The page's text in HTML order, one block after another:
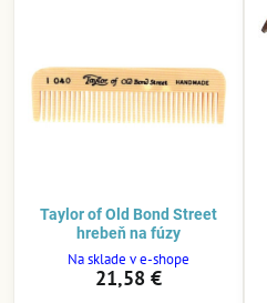
Taylor of Old Bond Street
hrebeň na fúzy
Na sklade v e-shope
21,58 €